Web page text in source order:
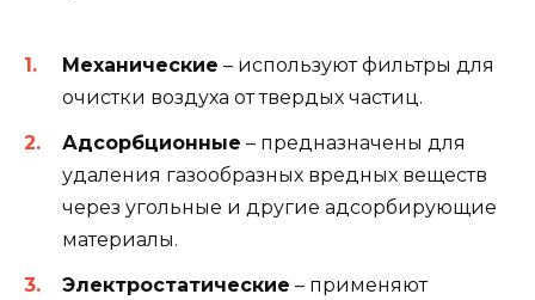
Механические – используют фильтры для
очистки воздуха от твердых частиц.
Адсорбционные – предназначены для
удаления газообразных вредных веществ
через угольные и другие адсорбирующие
материалы.
Электростатические – применяют